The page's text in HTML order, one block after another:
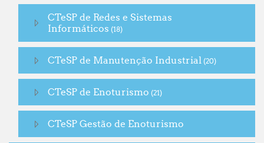
CTeSP de Redes e Sistemas
Informáticos (18)
CTeSP de Manutenção Industrial (20)
CTeSP de Enoturismo (21)
CTeSP Gestão de Enoturismo